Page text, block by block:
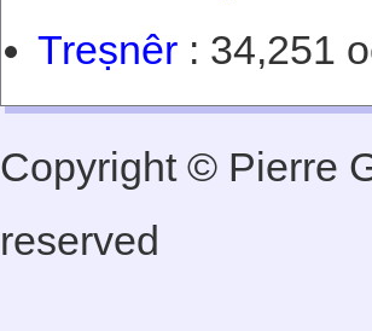
Treṣnêr : 34,251
Copyright © Pierre
reserved